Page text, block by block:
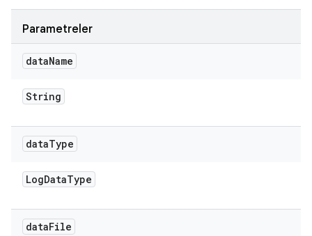
Parametreler
dataName
String
dataType
LogDataType
dataFile